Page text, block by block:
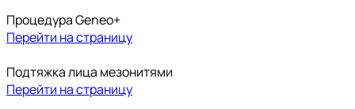
Процедура Geneo+
Перейти на страницу
Подтяжка лица мезонитями
Перейти на страницу